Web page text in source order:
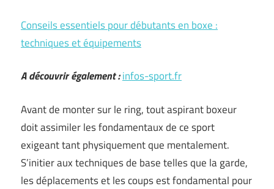
Conseils essentiels pour débutants en boxe :
techniques et équipements
A découvrir également :infos-sport.fr
Avant de monter sur le ring, tout aspirant boxeur
doit assimiler les fondamentaux de ce sport
exigeant tant physiquement que mentalement.
S’initier aux techniques de base telles que la garde,
les déplacements et les coups est fondamental pour